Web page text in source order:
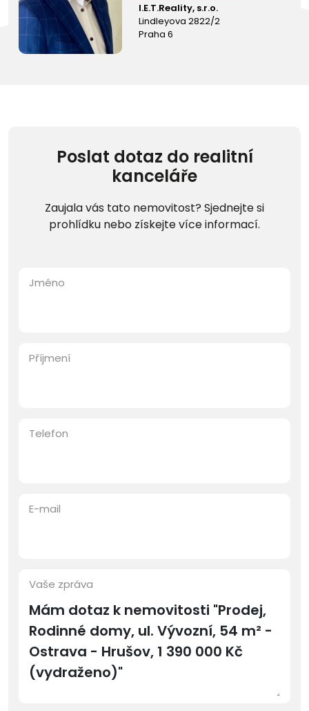
I.E.T.Reality, s.r.o.
Lindleyova 2822/2
Praha 6
Poslat dotaz do realitní
kanceláře
Zaujala vás tato nemovitost? Sjednejte si
prohlídku nebo získejte více informací.
Jméno
Příjmení
Telefon
E-mail
Vaše zpráva